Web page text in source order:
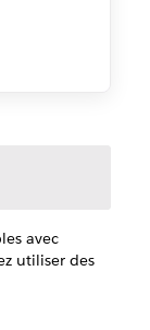
avec
utiliser des